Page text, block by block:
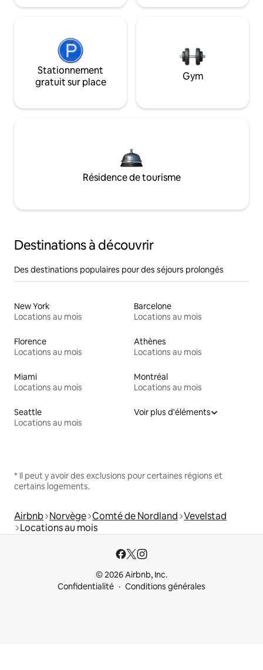
Stationnement
gratuit sur place
Gym
Résidence de tourisme
Destinations à découvrir
Des destinations populaires pour des séjours prolongés
New York
Locations au mois
Barcelone
Locations au mois
Florence
Locations au mois
Athènes
Locations au mois
Miami
Locations au mois
Montréal
Locations au mois
Seattle
Locations au mois
Voir plus d'éléments
* Il peut y avoir des exclusions pour certaines régions et
certains logements.
Airbnb Norvège Comté de Nordland Vevelstad
Locations au mois
© 2026 Airbnb, Inc.
Confidentialité
Conditions générales